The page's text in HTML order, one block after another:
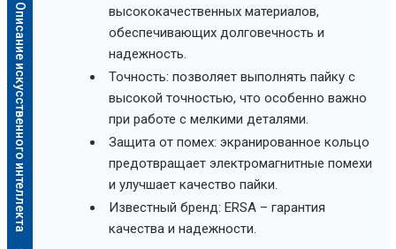
Описание искусственного интеллекта
высококачественных материалов,
обеспечивающих долговечность и
надежность.
Точность: позволяет выполнять пайку с
высокой точностью, что особенно важно
при работе с мелкими деталями.
Защита от помех: экранированное кольцо
предотвращает электромагнитные помехи
и улучшает качество пайки.
Известный бренд: ERSA – гарантия
качества и надежности.